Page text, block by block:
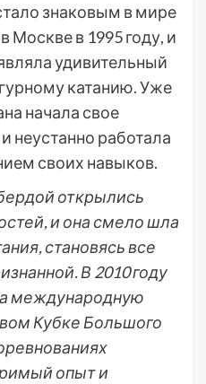
знаковым в мире
Москве в 1995 году, и
удивительный
катанию. Уже
начала свое
неустанно работала
своих навыков.
открылись
и она смело шла
становясь все
В 2010 году
международную
Кубке Большого
опыт и